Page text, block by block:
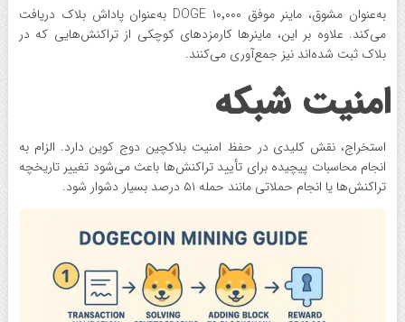
به‌عنوان مشوق، ماینر موفق ۱۰٬۰۰۰ DOGE به‌عنوان پاداش بلاک دریافت
می‌کند. علاوه بر این، ماینرها کارمزدهای کوچکی از تراکنش‌هایی که در
بلاک ثبت شده‌اند نیز جمع‌آوری می‌کنند.
امنیت شبکه
استخراج، نقش کلیدی در حفظ امنیت بلاکچین دوج کوین دارد. الزام به
انجام محاسبات پیچیده برای تأیید تراکنش‌ها باعث می‌شود تغییر تاریخچه
تراکنش‌ها یا انجام حملاتی مانند حمله ۵۱ درصد بسیار دشوار شود.